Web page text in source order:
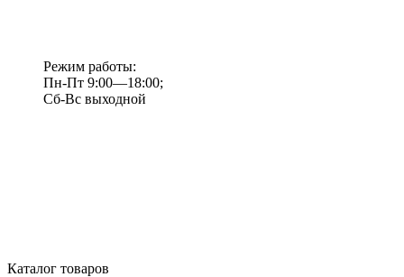
Режим работы:
Пн-Пт 9:00—18:00;
Сб-Вс выходной
Каталог товаров